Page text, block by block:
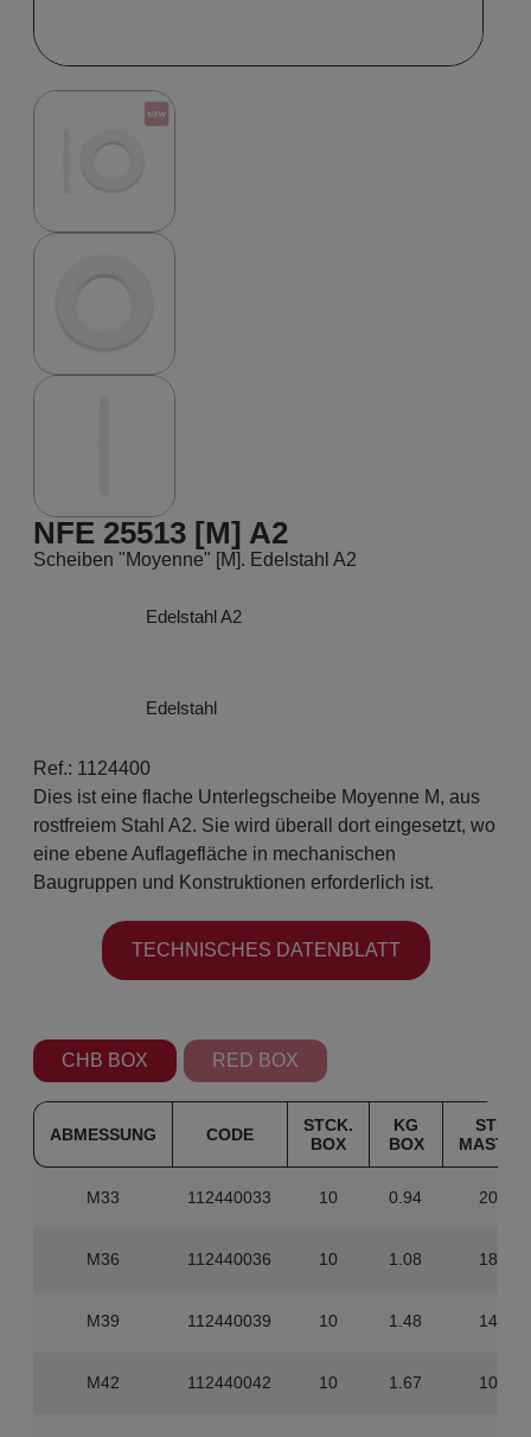
NFE 25513 [M] A2
Scheiben "Moyenne" [M]. Edelstahl A2
Edelstahl A2
Edelstahl
Ref.: 1124400
Dies ist eine flache Unterlegscheibe Moyenne M, aus
rostfreiem Stahl A2. Sie wird überall dort eingesetzt, wo
eine ebene Auflagefläche in mechanischen
Baugruppen und Konstruktionen erforderlich ist.
TECHNISCHES DATENBLATT
CHB BOX RED BOX
ABMESSUNG CODE
STCK.
BOX
KG
BOX
STK.
MASTER
M33 112440033 10 0.94 200
M36 112440036 10 1.08 180
M39 112440039 10 1.48 140
M42 112440042 10 1.67 100